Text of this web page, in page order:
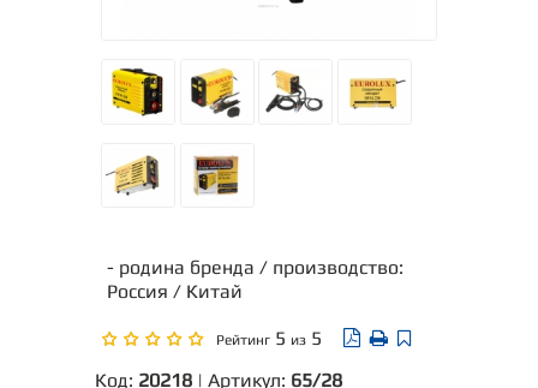
- родина бренда / производство:
Россия / Китай
Рейтинг 5 из 5
Код: 20218 | Артикул: 65/28